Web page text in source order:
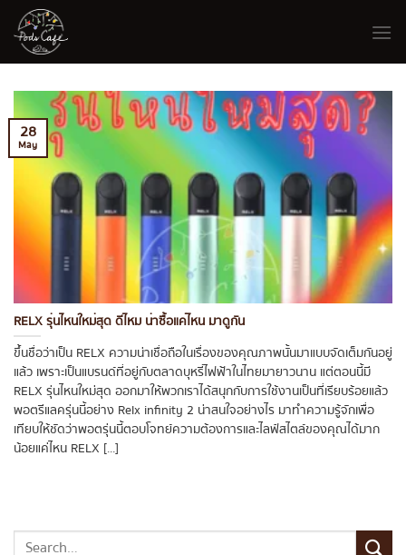
Skip
content
RELX รุ่นไหนใหม่สุด ดีไหม น่าซื้อแค่ไหน มาดูกัน
ขึ้นชื่อว่าเป็น RELX ความน่าเชื่อถือในเรื่องของคุณภาพนั้นมาแบบจัดเต็มกันอยู่
แล้ว เพราะเป็นแบรนด์ที่อยู่กับตลาดบุหรี่ไฟฟ้าในไทยมายาวนาน แต่ตอนนี้มี
RELX รุ่นไหนใหม่สุด ออกมาให้พวกเราได้สนุกกับการใช้งานเป็นที่เรียบร้อยแล้ว
พอตรีแลครุ่นนี้อย่าง Relx infinity 2 น่าสนใจอย่างไร มาทำความรู้จักเพื่อ
เทียบให้ชัดว่าพอตรุ่นนี้ตอบโจทย์ความต้องการและไลฟ์สไตล์ของคุณได้มาก
น้อยแค่ไหน RELX [...]
28
May